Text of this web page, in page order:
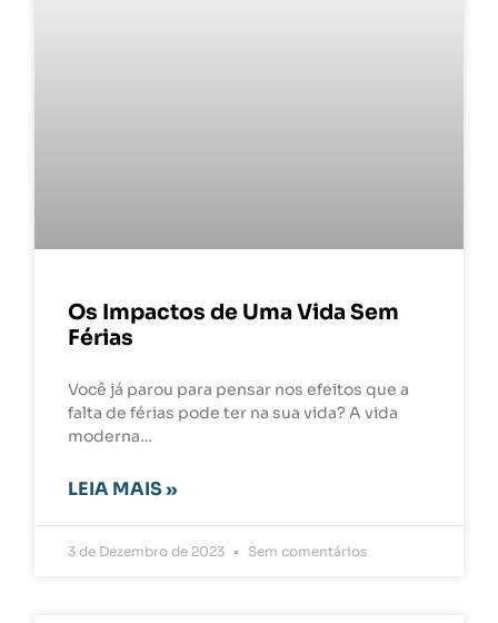
Os Impactos de Uma Vida Sem
Férias
Você já parou para pensar nos efeitos que a
falta de férias pode ter na sua vida? A vida
moderna…
LEIA MAIS »
3 de Dezembro de 2023 Sem comentários